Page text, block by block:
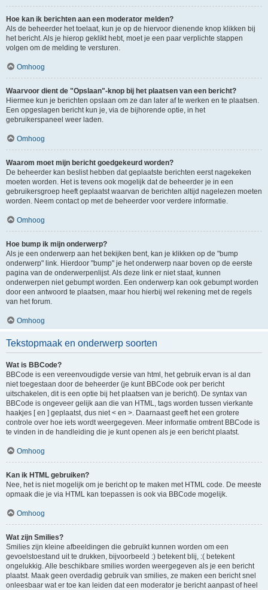
Hoe kan ik berichten aan een moderator melden?
Als de beheerder het toelaat, kun je op de hiervoor dienende knop klikken bij
het bericht. Als je hierop geklikt hebt, moet je een paar verplichte stappen
volgen om de melding te versturen.
Omhoog
Waarvoor dient de "Opslaan"-knop bij het plaatsen van een bericht?
Hiermee kun je berichten opslaan om ze dan later af te werken en te plaatsen.
Een opgeslagen bericht kun je, via de bijhorende optie, in het
gebruikerspaneel weer laden.
Omhoog
Waarom moet mijn bericht goedgekeurd worden?
De beheerder kan beslist hebben dat geplaatste berichten eerst nagekeken
moeten worden. Het is tevens ook mogelijk dat de beheerder je in een
gebruikersgroep heeft geplaatst waarvan de berichten altijd nagelezen moeten
worden. Neem contact op met de beheerder voor verdere informatie.
Omhoog
Hoe bump ik mijn onderwerp?
Als je een onderwerp aan het bekijken bent, kan je klikken op de "bump
onderwerp" link. Hierdoor "bump" je het onderwerp naar boven op de eerste
pagina van de onderwerpenlijst. Als deze link er niet staat, kunnen
onderwerpen niet gebumpt worden. Een onderwerp kan ook gebumpt worden
door een antwoord te plaatsen, maar hou hierbij wel rekening met de regels
van het forum.
Omhoog
Tekstopmaak en onderwerp soorten
Wat is BBCode?
BBCode is een vereenvoudigde versie van html, het gebruik ervan is al dan
niet toegestaan door de beheerder (je kunt BBCode ook per bericht
uitschakelen, dit is een optie bij het plaatsen van je bericht). De syntax van
BBCode is ongeveer gelijk aan die van HTML, tags worden tussen vierkante
haakjes [ en ] geplaatst, dus niet < en >. Daarnaast geeft het een grotere
controle over hoe iets wordt weergegeven. Meer informatie omtrent BBCode is
te vinden in de handleiding die je kunt openen als je een bericht plaatst.
Omhoog
Kan ik HTML gebruiken?
Nee, het is niet mogelijk om je bericht op te maken met HTML code. De meeste
opmaak die je via HTML kan toepassen is ook via BBCode mogelijk.
Omhoog
Wat zijn Smilies?
Smilies zijn kleine afbeeldingen die gebruikt kunnen worden om een
gevoelstoestand uit te drukken, bijvoorbeeld :) betekent blij, :( betekent
ongelukkig. Alle beschikbare smilies worden weergegeven als je een bericht
plaatst. Maak geen overdadig gebruik van smilies, ze maken een bericht snel
onleesbaar wat er toe kan leiden dat een moderator je bericht aanpast of heel